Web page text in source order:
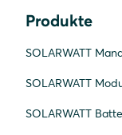
Produkte
SOLARWATT
SOLARWATT
SOLARWATT